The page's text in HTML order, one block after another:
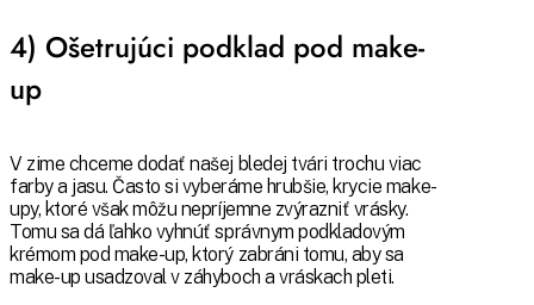
4) Ošetrujúci podklad pod make-
up
V zime chceme dodať našej bledej tvári trochu viac
farby a jasu. Často si vyberáme hrubšie, krycie make-
upy, ktoré však môžu nepríjemne zvýrazniť vrásky.
Tomu sa dá ľahko vyhnúť správnym podkladovým
krémom pod make-up, ktorý zabráni tomu, aby sa
make-up usadzoval v záhyboch a vráskach pleti.